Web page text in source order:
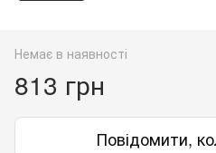
Немає в наявності
813 грн
Повідомити,